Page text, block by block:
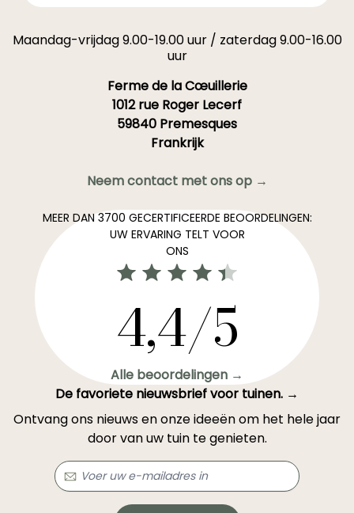
Maandag-vrijdag 9.00-19.00 uur / zaterdag 9.00-16.00
uur
Ferme de la Cœuillerie
1012 rue Roger Lecerf
59840 Premesques
Frankrijk
Neem contact met ons op →
MEER DAN 3700 GECERTIFICEERDE BEOORDELINGEN:
UW ERVARING TELT VOOR
ONS
4,4/5
Alle beoordelingen →
De favoriete nieuwsbrief voor tuinen. →
Ontvang ons nieuws en onze ideeën om het hele jaar
door van uw tuin te genieten.